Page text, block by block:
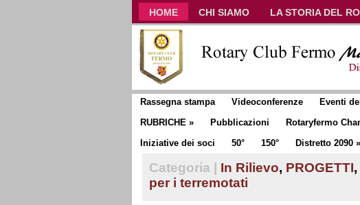
HOME CHI SIAMO LA STORIA DEL
CLUB COMMUNICATOR
Rassegna stampa Videoconferenze Eventi
RUBRICHE » Pubblicazioni Rotaryfermo
Iniziative dei soci
50° 150° Distretto 2090 »
Categoria | In Rilievo, PROGETTI,
per i terremotati